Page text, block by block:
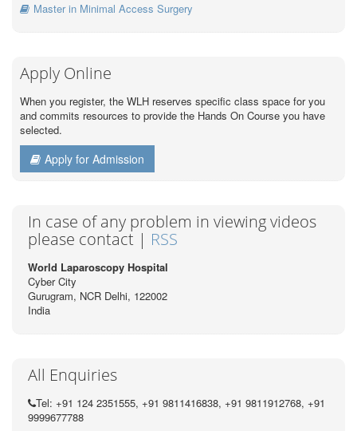
Master in Minimal Access Surgery
Apply Online
When you register, the WLH reserves specific class space for you
and commits resources to provide the Hands On Course you have
selected.
Apply for Admission
In case of any problem in viewing videos
please contact | RSS
World Laparoscopy Hospital
Cyber City
Gurugram, NCR Delhi, 122002
India
All Enquiries
Tel: +91 124 2351555, +91 9811416838, +91 9811912768, +91
9999677788